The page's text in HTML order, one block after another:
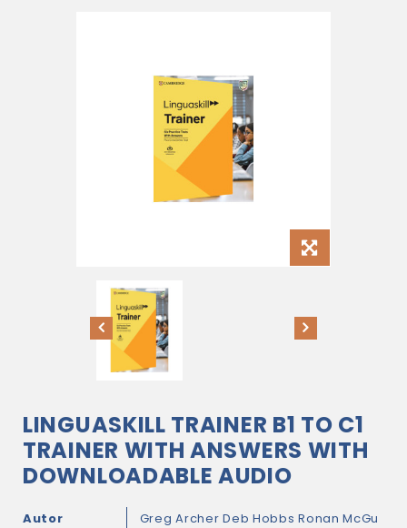
LINGUASKILL TRAINER B1 TO C1
TRAINER WITH ANSWERS WITH
DOWNLOADABLE AUDIO
Autor Greg ArcherDeb HobbsRonan McGu